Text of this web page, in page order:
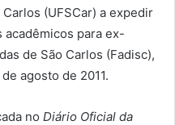
(UFSCar) a expedir
para ex-
de São Carlos (Fadisc),
agosto de 2011.
no Diário Oficial da